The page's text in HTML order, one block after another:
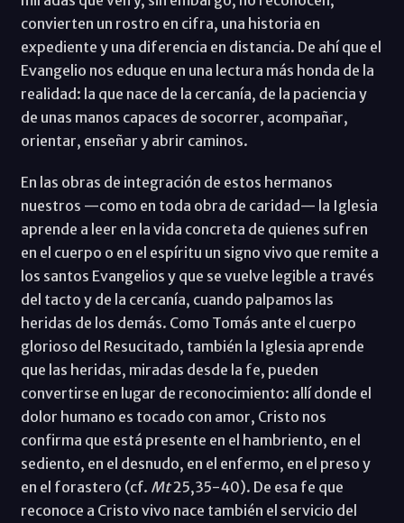
convierten un rostro en cifra, una historia en
expediente y una diferencia en distancia. De ahí que el
Evangelio nos eduque en una lectura más honda de la
realidad: la que nace de la cercanía, de la paciencia y
de unas manos capaces de socorrer, acompañar,
orientar, enseñar y abrir caminos.
En las obras de integración de estos hermanos
nuestros —como en toda obra de caridad— la Iglesia
aprende a leer en la vida concreta de quienes sufren
en el cuerpo o en el espíritu un signo vivo que remite a
los santos Evangelios y que se vuelve legible a través
del tacto y de la cercanía, cuando palpamos las
heridas de los demás. Como Tomás ante el cuerpo
glorioso del Resucitado, también la Iglesia aprende
que las heridas, miradas desde la fe, pueden
convertirse en lugar de reconocimiento: allí donde el
dolor humano es tocado con amor, Cristo nos
confirma que está presente en el hambriento, en el
sediento, en el desnudo, en el enfermo, en el preso y
en el forastero (cf. Mt25,35-40). De esa fe que
reconoce a Cristo vivo nace también el servicio del